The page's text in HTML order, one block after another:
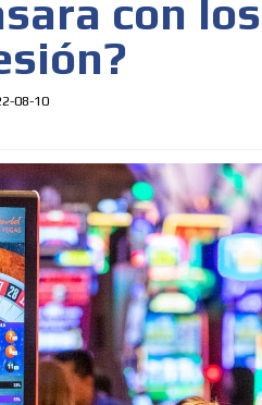
con
08-10